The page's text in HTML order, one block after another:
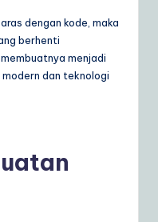
dengan kode, maka
berhenti
menjadi
dan teknologi